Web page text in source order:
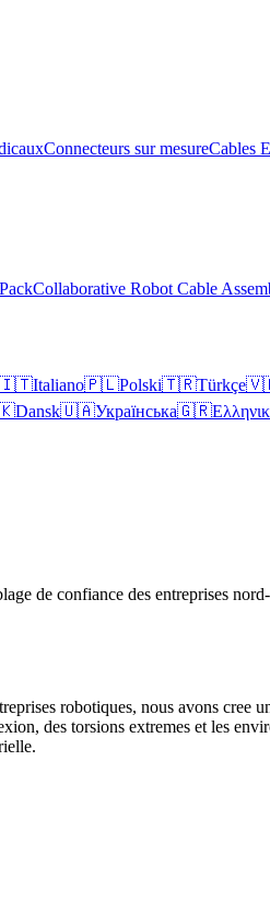
Connecteurs sur mesureCables
Collaborative Robot Cable
Italiano🇵🇱Polski🇹🇷Türkçe
Dansk🇺🇦Українська🇬🇷
de confiance des entreprises
robotiques, nous avons cree
des torsions extremes et les